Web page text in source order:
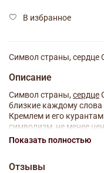
В избранное
Символ страны, сердце
Описание
Символ страны,сердце
близкие каждому
Кремлем и его
символизм, не менее
Штоф «Кремль»
Показать полностью
Отзывы